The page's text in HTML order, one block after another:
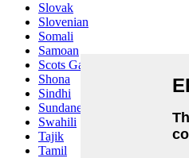
Slovak
Slovenian
Somali
Samoan
Scots Gaelic
Shona
Sindhi
Sundanese
Swahili
Tajik
Tamil